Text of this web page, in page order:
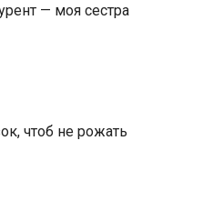
— моя сестра
чтоб не рожать